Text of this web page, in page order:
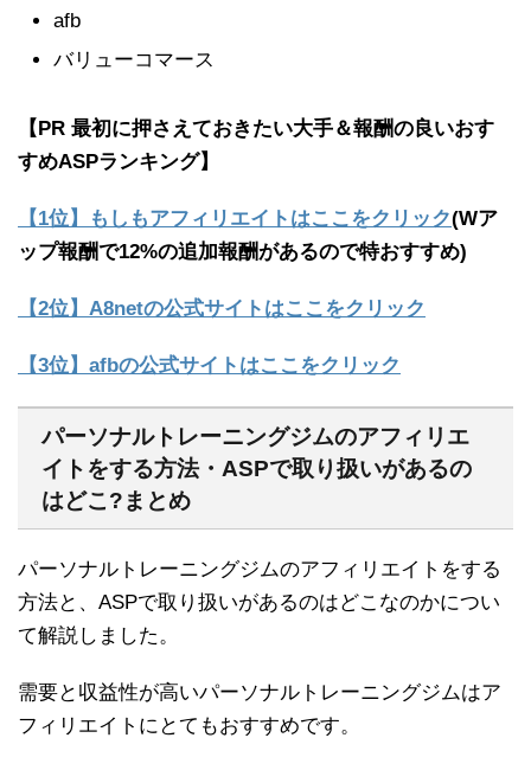
afb
バリューコマース
【PR 最初に押さえておきたい大手＆報酬の良いおす
すめASPランキング】
【1位】もしもアフィリエイトはここをクリック(Wア
ップ報酬で12%の追加報酬があるので特おすすめ)
【2位】A8netの公式サイトはここをクリック
【3位】afbの公式サイトはここをクリック
パーソナルトレーニングジムのアフィリエ
イトをする方法・ASPで取り扱いがあるの
はどこ?まとめ
パーソナルトレーニングジムのアフィリエイトをする
方法と、ASPで取り扱いがあるのはどこなのかについ
て解説しました。
需要と収益性が高いパーソナルトレーニングジムはア
フィリエイトにとてもおすすめです。